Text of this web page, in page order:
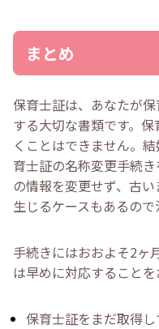
まとめ
保育士証は、あなたが保
する大切な書類です。保
くことはできません。
育士証の名称変更手続き
の情報を変更せず、古い
生じるケースもあるので
手続きにはおおよそ2ヶ
は早めに対応することを
保育士証をまだ取得